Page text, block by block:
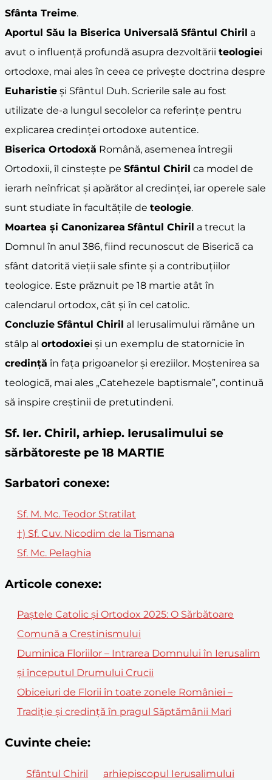
Sfânta Treime.
Aportul Său la Biserica Universală Sfântul Chiril a
avut o influență profundă asupra dezvoltării teologiei
ortodoxe, mai ales în ceea ce privește doctrina despre
Euharistie și Sfântul Duh. Scrierile sale au fost
utilizate de-a lungul secolelor ca referințe pentru
explicarea credinței ortodoxe autentice.
Biserica Ortodoxă Română, asemenea întregii
Ortodoxii, îl cinstește pe Sfântul Chiril ca model de
ierarh neînfricat și apărător al credinței, iar operele sale
sunt studiate în facultățile de teologie.
Moartea și Canonizarea Sfântul Chiril a trecut la
Domnul în anul 386, fiind recunoscut de Biserică ca
sfânt datorită vieții sale sfinte și a contribuțiilor
teologice. Este prăznuit pe 18 martie atât în
calendarul ortodox, cât și în cel catolic.
Concluzie Sfântul Chiril al Ierusalimului rămâne un
stâlp al ortodoxiei și un exemplu de statornicie în
credință în fața prigoanelor și ereziilor. Moștenirea sa
teologică, mai ales „Catehezele baptismale”, continuă
să inspire creștinii de pretutindeni.
Sf. Ier. Chiril, arhiep. Ierusalimului se
sărbătoreste pe 18 MARTIE
Sarbatori conexe:
Sf. M. Mc. Teodor Stratilat
†) Sf. Cuv. Nicodim de la Tismana
Sf. Mc. Pelaghia
Articole conexe:
Paștele Catolic și Ortodox 2025: O Sărbătoare
Comună a Creștinismului
Duminica Floriilor – Intrarea Domnului în Ierusalim
și începutul Drumului Crucii
Obiceiuri de Florii în toate zonele României –
Tradiție și credință în pragul Săptămânii Mari
Cuvinte cheie:
Sfântul Chiril arhiepiscopul Ierusalimului